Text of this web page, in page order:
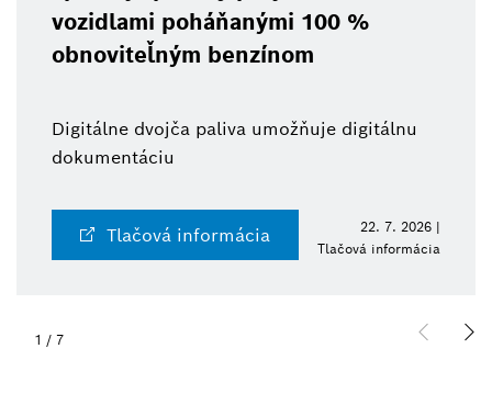
vozidlami poháňanými 100 %
obnoviteľným benzínom
Digitálne dvojča paliva umožňuje digitálnu
dokumentáciu
Tlačová informácia
22. 7. 2026 |
Tlačová informácia
1 / 7